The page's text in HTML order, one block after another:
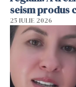
seism produs
25 IULIE 2026